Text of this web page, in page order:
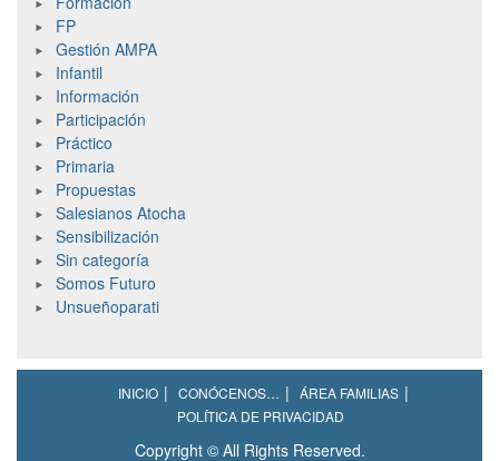
FP
Gestión AMPA
Infantil
Información
Participación
Práctico
Primaria
Propuestas
Salesianos Atocha
Sensibilización
Sin categoría
Somos Futuro
Unsueñoparati
INICIO CONÓCENOS…
ÁREA FAMILIAS
POLÍTICA DE PRIVACIDAD
Copyright © All Rights Reserved.